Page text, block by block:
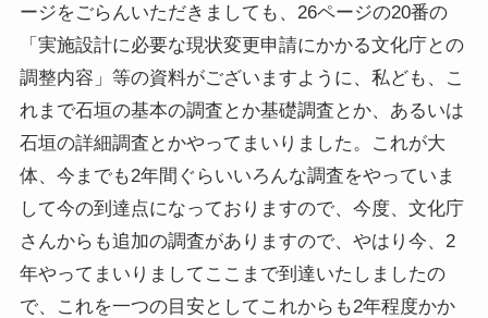
ージをごらんいただきましても、26ページの20番の
「実施設計に必要な現状変更申請にかかる文化庁との
調整内容」等の資料がございますように、私ども、こ
れまで石垣の基本の調査とか基礎調査とか、あるいは
石垣の詳細調査とかやってまいりました。これが大
体、今までも2年間ぐらいいろんな調査をやっていま
して今の到達点になっておりますので、今度、文化庁
さんからも追加の調査がありますので、やはり今、2
年やってまいりましてここまで到達いたしましたの
で、これを一つの目安としてこれからも2年程度かか